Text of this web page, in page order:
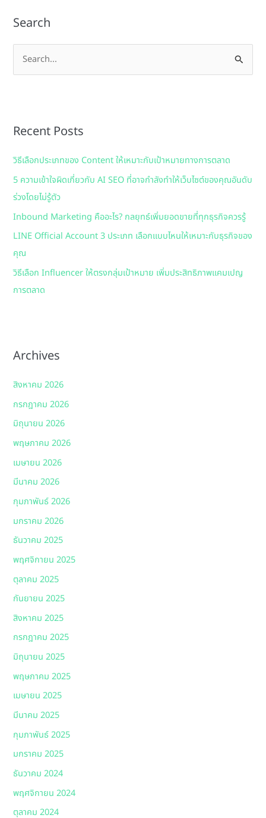
Search
e
c
f
o
r
:
Recent Posts
วิธีเลือกประเภทของ Content ให้เหมาะกับเป้าหมายทางการตลาด
5 ความเข้าใจผิดเกี่ยวกับ AI SEO ที่อาจกำลังทำให้เว็บไซต์ของคุณอันดับ
ร่วงโดยไม่รู้ตัว
Inbound Marketing คืออะไร? กลยุทธ์เพิ่มยอดขายที่ทุกธุรกิจควรรู้
LINE Official Account 3 ประเภท เลือกแบบไหนให้เหมาะกับธุรกิจของ
คุณ
วิธีเลือก Influencer ให้ตรงกลุ่มเป้าหมาย เพิ่มประสิทธิภาพแคมเปญ
การตลาด
Archives
สิงหาคม 2026
กรกฎาคม 2026
มิถุนายน 2026
พฤษภาคม 2026
เมษายน 2026
มีนาคม 2026
กุมภาพันธ์ 2026
มกราคม 2026
ธันวาคม 2025
พฤศจิกายน 2025
ตุลาคม 2025
กันยายน 2025
สิงหาคม 2025
กรกฎาคม 2025
มิถุนายน 2025
พฤษภาคม 2025
เมษายน 2025
มีนาคม 2025
กุมภาพันธ์ 2025
มกราคม 2025
ธันวาคม 2024
พฤศจิกายน 2024
ตุลาคม 2024